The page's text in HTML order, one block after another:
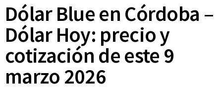
Dólar Blue en Córdoba –
Dólar Hoy: precio y
cotización de este 9
marzo 2026